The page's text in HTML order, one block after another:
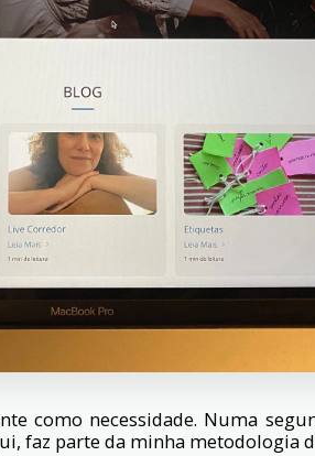
como necessidade. Numa
faz parte da minha metodologia